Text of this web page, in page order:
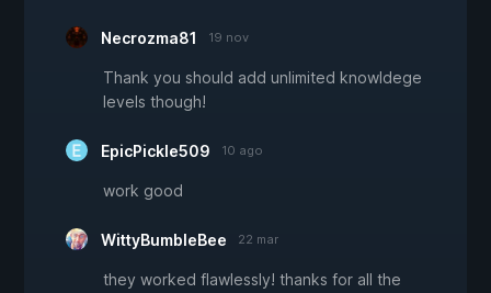
Necrozma81 19 nov
Thank you should add unlimited knowldege
levels though!
EpicPickle509 10 ago
work good
WittyBumbleBee 22 mar
they worked flawlessly! thanks for all the